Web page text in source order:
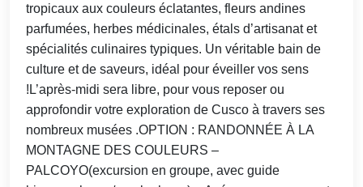
tropicaux aux couleurs éclatantes, fleurs andines
parfumées, herbes médicinales, étals d’artisanat et
spécialités culinaires typiques. Un véritable bain de
culture et de saveurs, idéal pour éveiller vos sens
!L’après-midi sera libre, pour vous reposer ou
approfondir votre exploration de Cusco à travers ses
nombreux musées .OPTION : RANDONNÉE À LA
MONTAGNE DES COULEURS –
PALCOYO(excursion en groupe, avec guide